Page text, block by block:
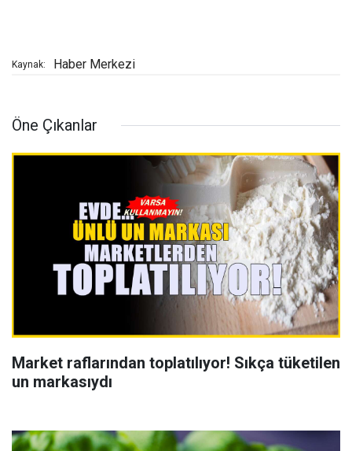
Kaynak: Haber Merkezi
Öne Çıkanlar
Market raflarından toplatılıyor! Sıkça tüketilen
un markasıydı